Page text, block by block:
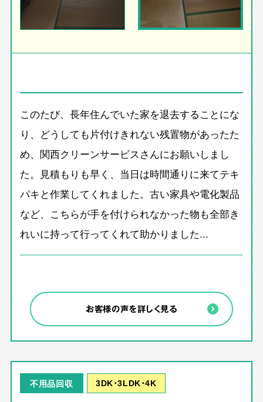
このたび、長年住んでいた家を退去することにな
り、どうしても片付けきれない残置物があったた
め、関西クリーンサービスさんにお願いしまし
た。見積もりも早く、当日は時間通りに来てテキ
パキと作業してくれました。古い家具や電化製品
など、こちらが手を付けられなかった物も全部き
れいに持って行ってくれて助かりました...
お客様の声を詳しく見る
不用品回収 3DK･3LDK･4K